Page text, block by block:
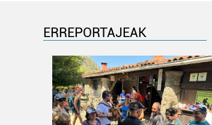
ERREPORTAJEAK